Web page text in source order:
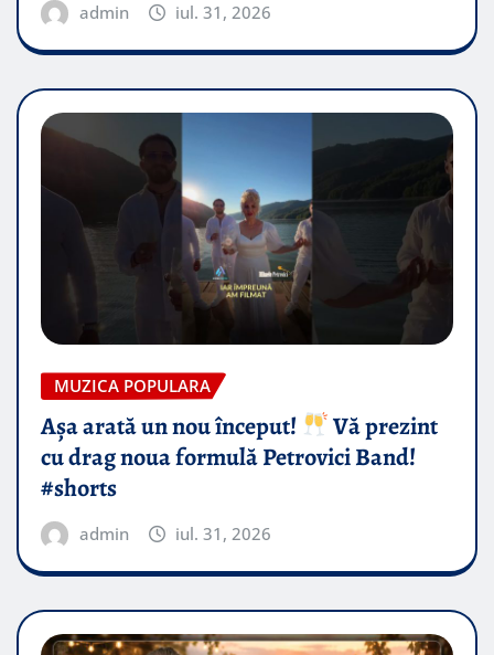
admin iul. 31, 2026
MUZICA POPULARA
Așa arată un nou început!
Vă prezint
cu drag noua formulă Petrovici Band!
#shorts
admin iul. 31, 2026